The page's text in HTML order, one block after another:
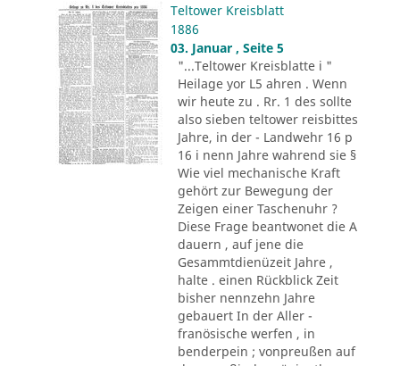
Teltower Kreisblatt
1886
03. Januar , Seite 5
"...Teltower Kreisblatte i "
Heilage yor L5 ahren . Wenn
wir heute zu . Rr. 1 des sollte
also sieben teltower reisbittes
Jahre, in der - Landwehr 16 p
16 i nenn Jahre wahrend sie §
Wie viel mechanische Kraft
gehört zur Bewegung der
Zeigen einer Taschenuhr ?
Diese Frage beantwonet die A
dauern , auf jene die
Gesammtdienüzeit Jahre ,
halte . einen Rückblick Zeit
bisher nennzehn Jahre
gebauert In der Aller -
franösische werfen , in
benderpein ; vonpreußen auf